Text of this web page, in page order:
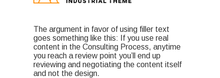
The argument in favor of using filler text
goes something like this: If you use real
content in the Consulting Process, anytime
you reach a review point you’ll end up
reviewing and negotiating the content itself
and not the design.